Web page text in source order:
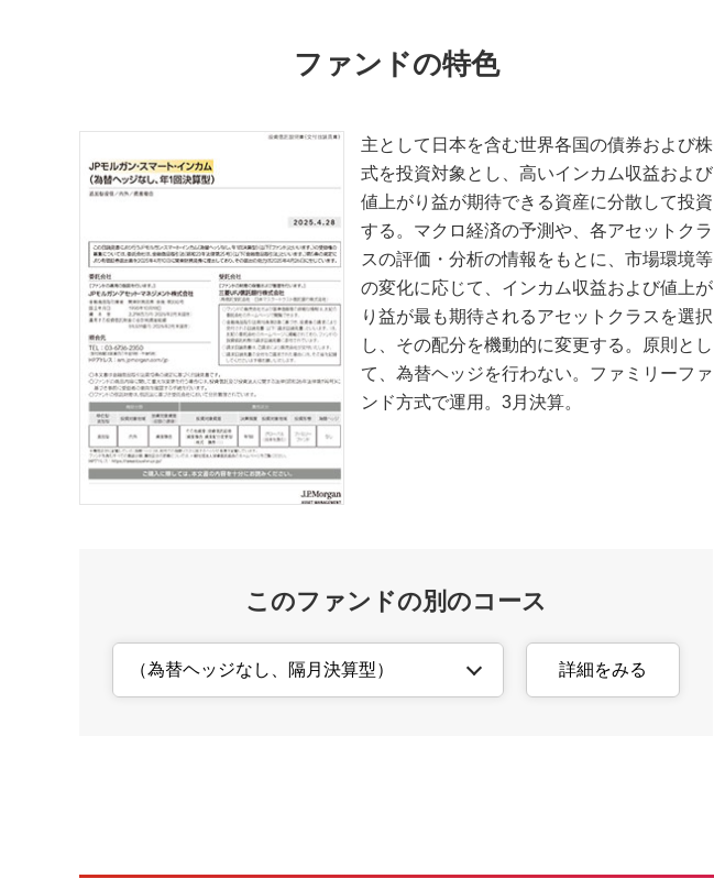
ファンドの特色
主として日本を含む世界各国の債券および株
式を投資対象とし、高いインカム収益および
値上がり益が期待できる資産に分散して投資
する。マクロ経済の予測や、各アセットクラ
スの評価・分析の情報をもとに、市場環境等
の変化に応じて、インカム収益および値上が
り益が最も期待されるアセットクラスを選択
し、その配分を機動的に変更する。原則とし
て、為替ヘッジを行わない。ファミリーファ
ンド方式で運用。3月決算。
このファンドの別のコース
詳細をみる